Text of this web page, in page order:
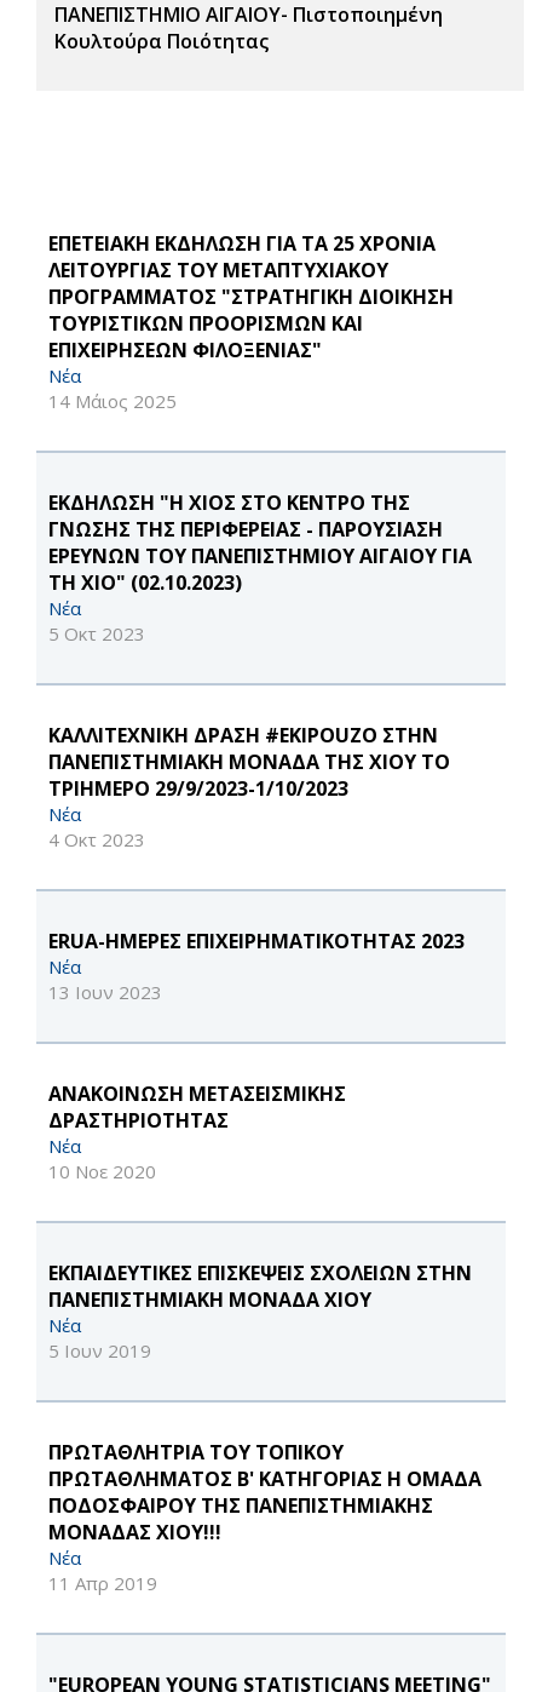
ΠΑΝΕΠΙΣΤΗΜΙΟ ΑΙΓΑΙΟΥ- Πιστοποιημένη
Κουλτούρα Ποιότητας
ΕΠΕΤΕΙΑΚΗ ΕΚΔΗΛΩΣΗ ΓΙΑ ΤΑ 25 ΧΡΟΝΙΑ
ΛΕΙΤΟΥΡΓΙΑΣ ΤΟΥ ΜΕΤΑΠΤΥΧΙΑΚΟΥ
ΠΡΟΓΡΑΜΜΑΤΟΣ "ΣΤΡΑΤΗΓΙΚΗ ΔΙΟΙΚΗΣΗ
ΤΟΥΡΙΣΤΙΚΩΝ ΠΡΟΟΡΙΣΜΩΝ ΚΑΙ
ΕΠΙΧΕΙΡΗΣΕΩΝ ΦΙΛΟΞΕΝΙΑΣ"
Νέα
14 Μάιος 2025
ΕΚΔΗΛΩΣΗ "Η ΧΙΟΣ ΣΤΟ ΚΕΝΤΡΟ ΤΗΣ
ΓΝΩΣΗΣ ΤΗΣ ΠΕΡΙΦΕΡΕΙΑΣ - ΠΑΡΟΥΣΙΑΣΗ
ΕΡΕΥΝΩΝ ΤΟΥ ΠΑΝΕΠΙΣΤΗΜΙΟΥ ΑΙΓΑΙΟΥ ΓΙΑ
ΤΗ ΧΙΟ" (02.10.2023)
Νέα
5 Οκτ 2023
ΚΑΛΛΙΤΕΧΝΙΚΗ ΔΡΑΣΗ #EKIPOUZO ΣΤΗΝ
ΠΑΝΕΠΙΣΤΗΜΙΑΚΗ ΜΟΝΑΔΑ ΤΗΣ ΧΙΟΥ ΤΟ
ΤΡΙΗΜΕΡΟ 29/9/2023-1/10/2023
Νέα
4 Οκτ 2023
ERUA-ΗΜΕΡΕΣ ΕΠΙΧΕΙΡΗΜΑΤΙΚΟΤΗΤΑΣ 2023
Νέα
13 Ιουν 2023
AΝΑΚΟΙΝΩΣΗ ΜΕΤΑΣΕΙΣΜΙΚΗΣ
ΔΡΑΣΤΗΡΙΟΤΗΤΑΣ
Νέα
10 Νοε 2020
ΕΚΠΑΙΔΕΥΤΙΚΕΣ ΕΠΙΣΚΕΨΕΙΣ ΣΧΟΛΕΙΩΝ ΣΤΗΝ
ΠΑΝΕΠΙΣΤΗΜΙΑΚΗ ΜΟΝΑΔΑ ΧΙΟΥ
Νέα
5 Ιουν 2019
ΠΡΩΤΑΘΛΗΤΡΙΑ ΤΟΥ ΤΟΠΙΚΟΥ
ΠΡΩΤΑΘΛΗΜΑΤΟΣ Β' ΚΑΤΗΓΟΡΙΑΣ Η ΟΜΑΔΑ
ΠΟΔΟΣΦΑΙΡΟΥ ΤΗΣ ΠΑΝΕΠΙΣΤΗΜΙΑΚΗΣ
ΜΟΝΑΔΑΣ ΧΙΟΥ!!!
Νέα
11 Απρ 2019
"EUROPEAN YOUNG STATISTICIANS MEETING"